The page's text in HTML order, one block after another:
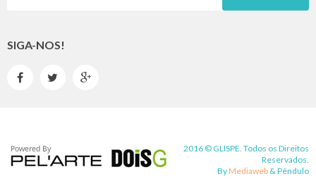
SIGA-NOS!
  
2016 © GLISPE. Todos os Direitos
Reservados.
By Mediaweb &Pêndulo